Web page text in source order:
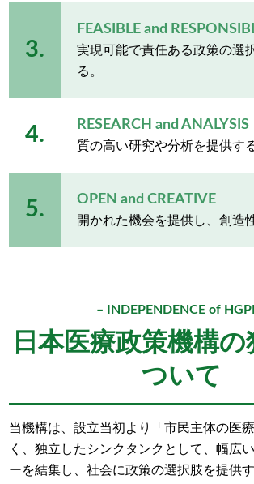
3.
FEASIBLE and
実現可能で責任ある政策の選
る。
4. RESEARCH and ANALYSIS
質の高い研究や分析を提供す
5. OPEN and CREATIVE
開かれた機会を提供し、創造
– INDEPENDENCE of
日本医療政策機構の
ついて
当機構は、設立当初より「市民主体の医
く、独立したシンクタンクとして、幅広
ーを結集し、社会に政策の選択肢を提供